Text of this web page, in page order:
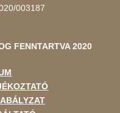
003187
FENNTARTVA 2020